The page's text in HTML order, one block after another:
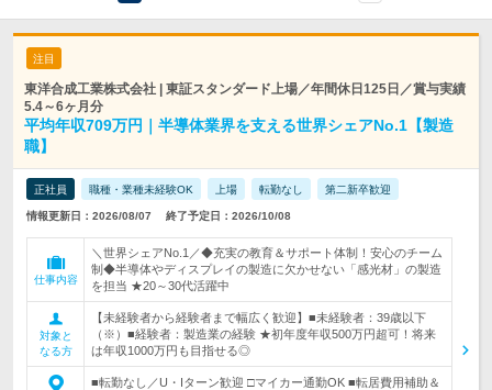
注目
東洋合成工業株式会社 | 東証スタンダード上場／年間休日125日／賞与実績
5.4～6ヶ月分
平均年収709万円｜半導体業界を支える世界シェアNo.1【製造
職】
正社員 職種・業種未経験OK 上場 転勤なし 第二新卒歓迎
情報更新日：2026/08/07 終了予定日：2026/10/08
仕事内容
＼世界シェアNo.1／◆充実の教育＆サポート体制！安心のチーム
制◆半導体やディスプレイの製造に欠かせない「感光材」の製造
を担当 ★20～30代活躍中
対象と
なる方
【未経験者から経験者まで幅広く歓迎】■未経験者：39歳以下
（※）■経験者：製造業の経験 ★初年度年収500万円超可！将来
は年収1000万円も目指せる◎
■転勤なし／U・Iターン歓迎 □マイカー通勤OK ■転居費用補助＆